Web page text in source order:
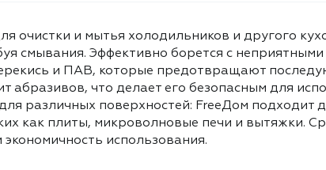
очистки и мытья холодильников и другого
смывания. Эффективно борется с
и ПАВ, которые предотвращают
абразивов, что делает его безопасным для
различных поверхностей: FreeДом подходит
как плиты, микроволновые печи и вытяжки.
использования.